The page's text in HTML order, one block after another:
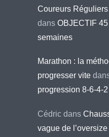
Coureurs
dans OBJECTIF
semaines
Marathon : la
progresser vite
progression 8-6-4-2
Cédric dans
vague de